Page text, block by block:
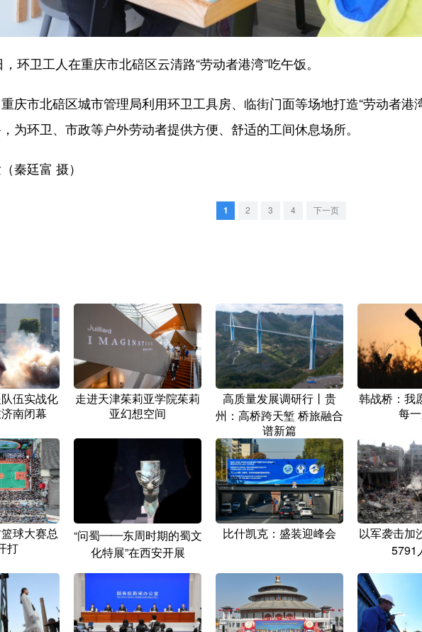
卫工人在重庆市北碚区云清路“劳动者港湾”吃午饭。
市北碚区城市管理局利用环卫工具房、临街门面等场地打造“劳动者港
为环卫、市政等户外劳动者提供方便、舒适的工间休息场所。
廷富 摄）
1 2 3 4 下一页
伍实战化
南闭幕
走进天津茱莉亚学院茱莉
亚幻想空间
高质量发展调研行丨贵
州：高桥跨天堑 桥旅融合
谱新篇
韩战桥：我
每
球大赛总
打
“问蜀——东周时期的蜀文
化特展”在西安开展
比什凯克：盛装迎峰会
以军袭击加
5791